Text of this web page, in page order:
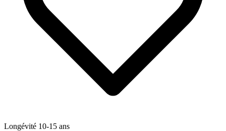
Longévité 10-15 ans